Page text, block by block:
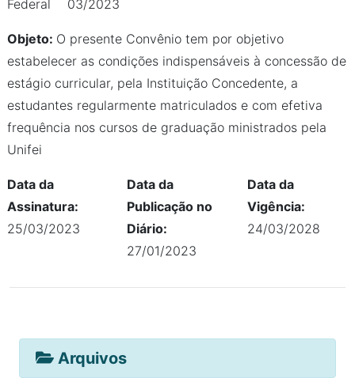
Federal
03/2023
Objeto: O presente Convênio tem por objetivo
estabelecer as condições indispensáveis à concessão de
estágio curricular, pela Instituição Concedente, a
estudantes regularmente matriculados e com efetiva
frequência nos cursos de graduação ministrados pela
Unifei
Data da
Assinatura:
25/03/2023
Data da
Publicação no
Diário:
27/01/2023
Data da
Vigência:
24/03/2028
Arquivos